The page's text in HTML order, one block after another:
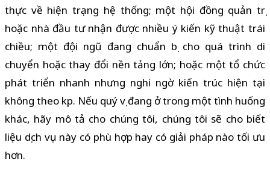
thực về hiện trạng hệ thống; một hội đồng quản trị
hoặc nhà đầu tư nhận được nhiều ý kiến kỹ thuật trái
chiều; một đội ngũ đang chuẩn bị cho quá trình di
chuyển hoặc thay đổi nền tảng lớn; hoặc một tổ chức
phát triển nhanh nhưng nghi ngờ kiến trúc hiện tại
không theo kịp. Nếu quý vị đang ở trong một tình huống
khác, hãy mô tả cho chúng tôi, chúng tôi sẽ cho biết
liệu dịch vụ này có phù hợp hay có giải pháp nào tối ưu
hơn.